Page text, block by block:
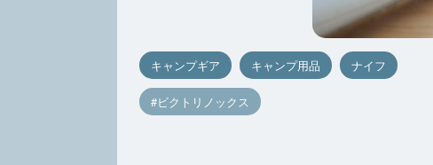
キャンプギア キャンプ用品 ナイフ
ビクトリノックス